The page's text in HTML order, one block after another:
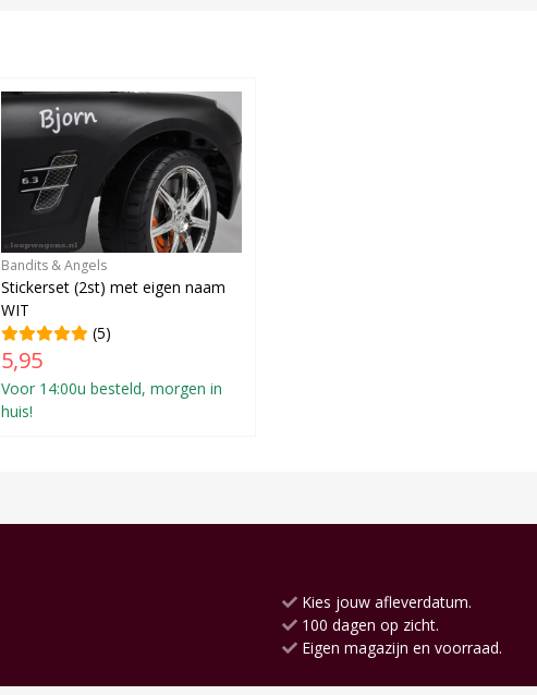
Bandits & Angels
Stickerset (2st) met eigen naam
WIT
(5)
5,95
Voor 14:00u besteld, morgen in
huis!
Kies jouw afleverdatum.
100 dagen op zicht.
Eigen magazijn en voorraad.